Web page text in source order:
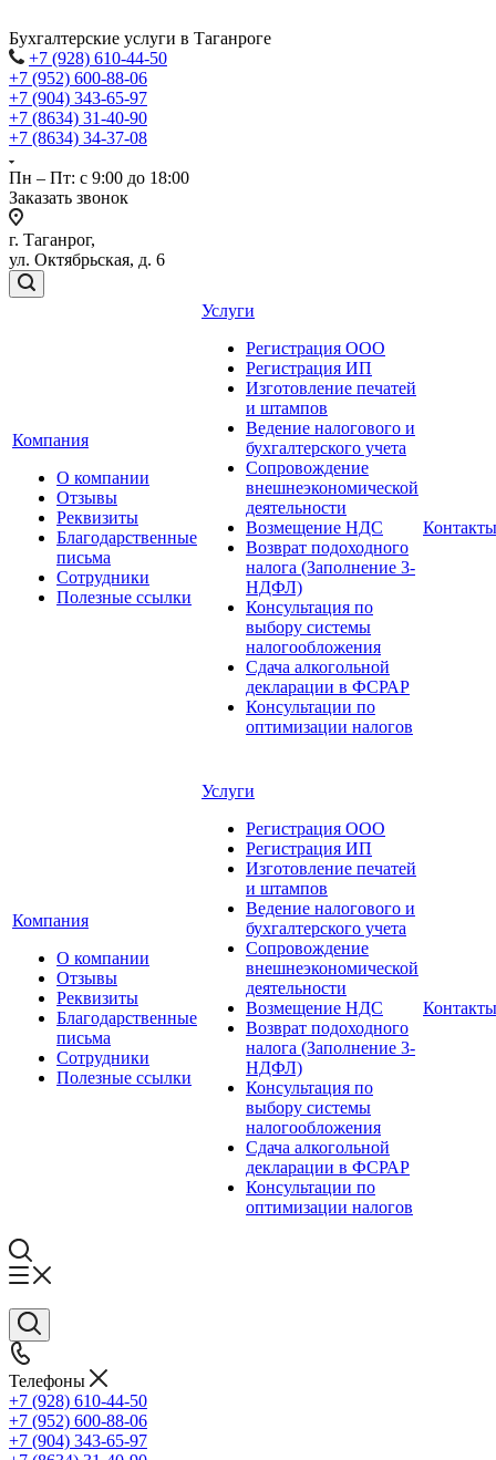
Бухгалтерские услуги в Таганроге
+7 (928) 610-44-50
+7 (952) 600-88-06
+7 (904) 343-65-97
+7 (8634) 31-40-90
+7 (8634) 34-37-08
Пн – Пт: с 9:00 до 18:00
Заказать звонок
г. Таганрог,
ул. Октябрьская, д. 6
Компания
О компании
Отзывы
Реквизиты
Благодарственные
письма
Сотрудники
Полезные ссылки
Услуги
Регистрация ООО
Регистрация ИП
Изготовление печатей
и штампов
Ведение налогового и
бухгалтерского учета
Сопровождение
внешнеэкономической
деятельности
Возмещение НДС
Возврат подоходного
налога (Заполнение 3-
НДФЛ)
Консультация по
выбору системы
налогообложения
Сдача алкогольной
декларации в ФСРАР
Консультации по
оптимизации налогов
Контакты
Компания
О компании
Отзывы
Реквизиты
Благодарственные
письма
Сотрудники
Полезные ссылки
Услуги
Регистрация ООО
Регистрация ИП
Изготовление печатей
и штампов
Ведение налогового и
бухгалтерского учета
Сопровождение
внешнеэкономической
деятельности
Возмещение НДС
Возврат подоходного
налога (Заполнение 3-
НДФЛ)
Консультация по
выбору системы
налогообложения
Сдача алкогольной
декларации в ФСРАР
Консультации по
оптимизации налогов
Контакты
Телефоны
+7 (928) 610-44-50
+7 (952) 600-88-06
+7 (904) 343-65-97